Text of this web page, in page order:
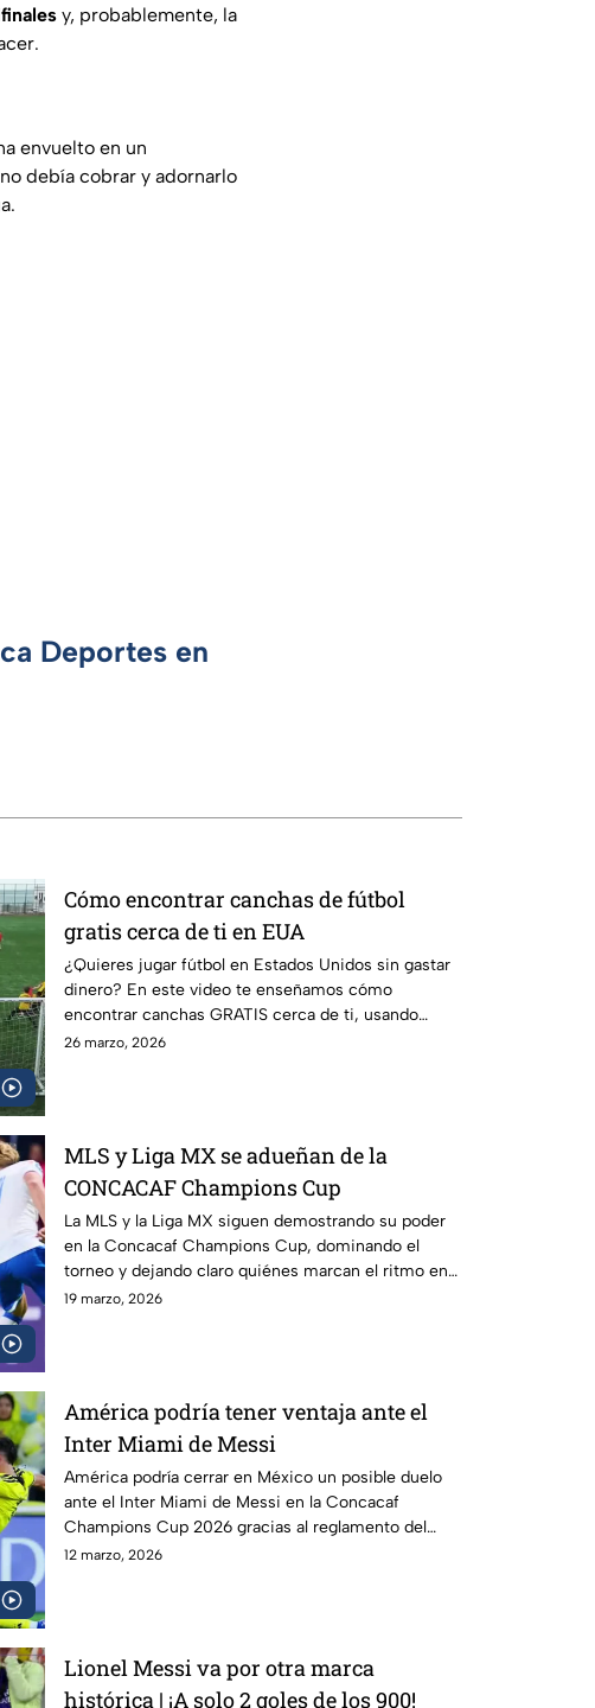
y, probablemente, la
envuelto en un
debía cobrar y adornarlo
Deportes en
Cómo encontrar canchas de fútbol
gratis cerca de ti en EUA
¿Quieres jugar fútbol en Estados Unidos sin gastar
dinero? En este video te enseñamos cómo
encontrar canchas GRATIS cerca de ti, usando
apps, mapas y hacks que realmente funcionan.
26 marzo, 2026
MLS y Liga MX se adueñan de la
CONCACAF Champions Cup
La MLS y la Liga MX siguen demostrando su poder
en la Concacaf Champions Cup, dominando el
torneo y dejando claro quiénes marcan el ritmo en
la región. Los equipos de ambas ligas han tomado
19 marzo, 2026
América podría tener ventaja ante el
Inter Miami de Messi
América podría cerrar en México un posible duelo
ante el Inter Miami de Messi en la Concacaf
Champions Cup 2026 gracias al reglamento del
torneo.
12 marzo, 2026
Lionel Messi va por otra marca
histórica | ¡A solo 2 goles de los 900!